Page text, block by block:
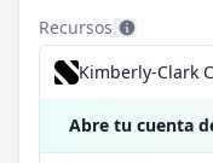
Recursos
Abre tu cuenta